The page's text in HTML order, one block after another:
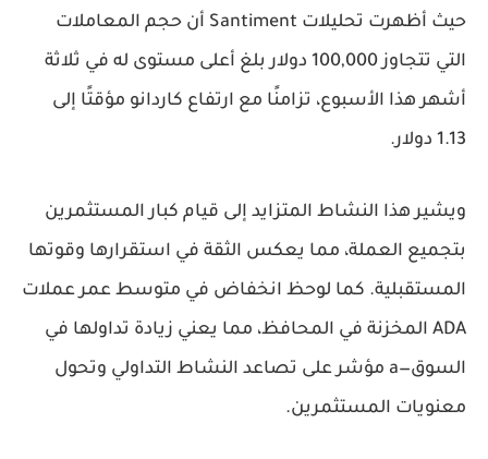
حيث أظهرت تحليلات Santiment أن حجم المعاملات
التي تتجاوز 100,000 دولار بلغ أعلى مستوى له في ثلاثة
أشهر هذا الأسبوع، تزامنًا مع ارتفاع كاردانو مؤقتًا إلى
1.13 دولار.
ويشير هذا النشاط المتزايد إلى قيام كبار المستثمرين
بتجميع العملة، مما يعكس الثقة في استقرارها وقوتها
المستقبلية. كما لوحظ انخفاض في متوسط عمر عملات
ADA المخزنة في المحافظ، مما يعني زيادة تداولها في
السوق—a مؤشر على
تصاعد النشاط التداولي وتحول
معنويات المستثمرين.